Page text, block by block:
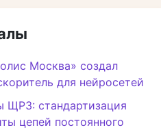
Москва» создал
для нейросетей
стандартизация
цепей постоянного